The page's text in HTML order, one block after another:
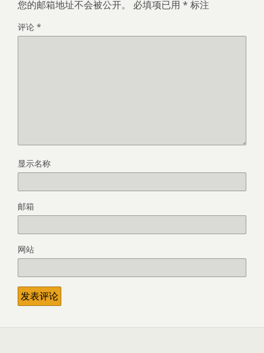
您的邮箱地址不会被公开。 必填项已用 * 标注
评论 *
显示名称
邮箱
网站